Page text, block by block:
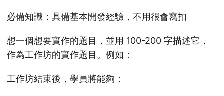
必備知識：具備基本開發經驗，不用很會寫扣
想一個想要實作的題目，並用 100-200 字描述它，
作為工作坊的實作題目。例如：
工作坊結束後，學員將能夠：